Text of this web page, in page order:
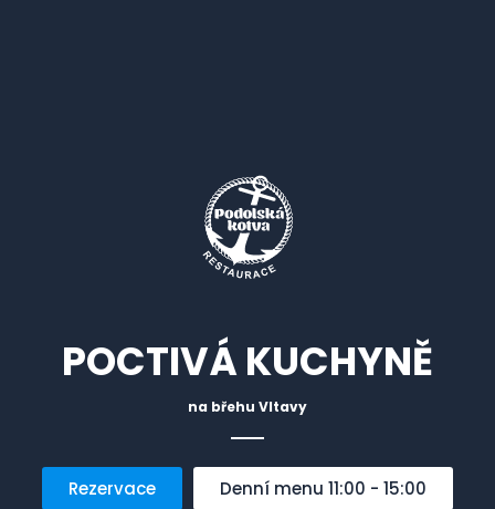
POCTIVÁ KUCHYNĚ
na břehu Vltavy
Rezervace Denní menu 11:00 - 15:00